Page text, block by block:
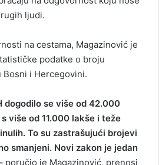
ljudi.
na cestama, Magazinović je
podatke o broju
Bosni i Hercegovini.
dogodilo se više od 42.000
više od 11.000 lakše i teže
To su zastrašujući brojevi
smanjeni. Novi zakon je jedan
poručio je Magazinović, prenosi